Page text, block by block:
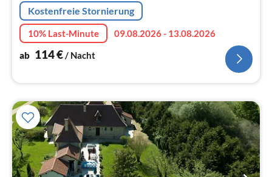
Kostenfreie Stornierung
10% Last-Minute
09.08.2026 - 13.08.2026
ab 114€/ Nacht